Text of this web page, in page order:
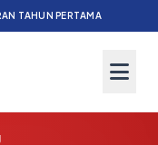
TAHUN PERTAMA